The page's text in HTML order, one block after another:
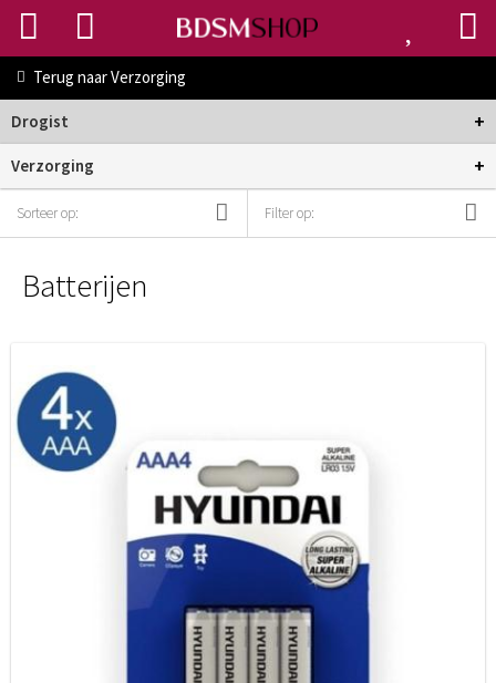
Terug naarVerzorging
Drogist +
Verzorging +
Sorteer op: Filter op:
Batterijen